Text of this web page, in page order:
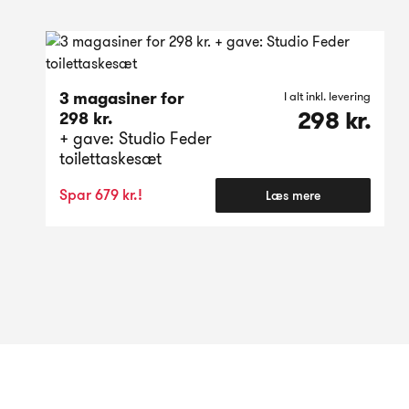
3 magasiner for
298 kr.
+ gave: Studio Feder
toilettaskesæt
I alt inkl. levering
298 kr.
Spar 679 kr.! Læs mere